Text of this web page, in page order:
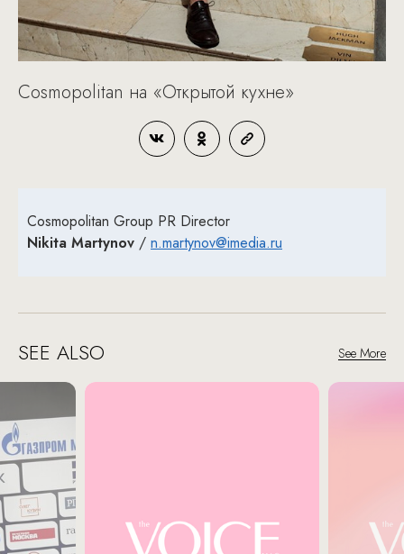
Cosmopolitan на «Открытой кухне»
Cosmopolitan Group PR Director
Nikita Martynov / n.martynov@imedia.ru
SEE ALSO See More